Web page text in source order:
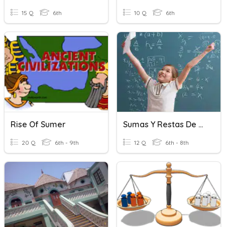
15 Q 6th 10 Q 6th
Rise Of Sumer
20 Q 6th - 9th
Sumas Y Restas De Numeros Positivos Y Negativos
12 Q 6th - 8th